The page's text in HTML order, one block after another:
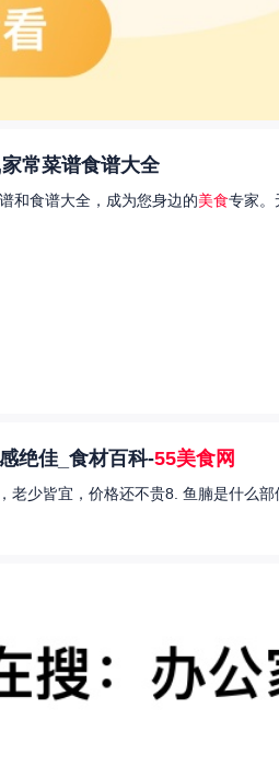
常菜谱食谱大全
和食谱大全，成为您身边的美食专家。
绝佳_食材百科-55美食网
老少皆宜，价格还不贵8. 鱼腩是什么